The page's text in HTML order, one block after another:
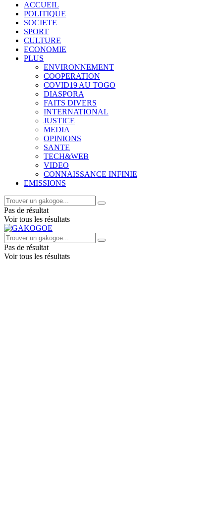
ACCUEIL
POLITIQUE
SOCIETE
SPORT
CULTURE
ECONOMIE
PLUS
ENVIRONNEMENT
COOPERATION
COVID19 AU TOGO
DIASPORA
FAITS DIVERS
INTERNATIONAL
JUSTICE
MEDIA
OPINIONS
SANTE
TECH&WEB
VIDEO
CONNAISSANCE INFINIE
EMISSIONS
Pas de résultat
Voir tous les résultats
Pas de résultat
Voir tous les résultats